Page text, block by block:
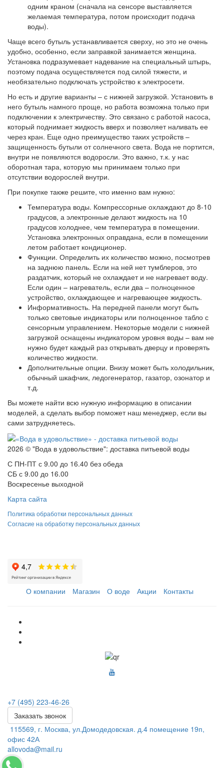
одним краном (сначала на сенсоре выставляется
желаемая температура, потом происходит подача
воды).
Чаще всего бутыль устанавливается сверху, но это не очень
удобно, особенно, если заправкой занимается женщина.
Установка подразумевает надевание на специальный штырь,
поэтому подача осуществляется под силой тяжести, и
необязательно подключать устройство к электросети.
Но есть и другие варианты – с нижней загрузкой. Установить в
него бутыль намного проще, но работа возможна только при
подключении к электричеству. Это связано с работой насоса,
который поднимает жидкость вверх и позволяет наливать ее
через кран. Еще одно преимущество таких устройств –
защищенность бутыли от солнечного света. Вода не портится,
внутри не появляются водоросли. Это важно, т.к. у нас
оборотная тара, которую мы принимаем только при
отсутствии водорослей внутри.
При покупке также решите, что именно вам нужно:
Температура воды. Компрессорные охлаждают до 8-10
градусов, а электронные делают жидкость на 10
градусов холоднее, чем температура в помещении.
Установка электронных оправдана, если в помещении
летом работает кондиционер.
Функции. Определить их количество можно, посмотрев
на заднюю панель. Если на ней нет тумблеров, это
раздатчик, который не охлаждает и не нагревает воду.
Если один – нагреватель, если два – полноценное
устройство, охлаждающее и нагревающее жидкость.
Информативность. На передней панели могут быть
только световые индикаторы или полноценное табло с
сенсорным управлением. Некоторые модели с нижней
загрузкой оснащены индикатором уровня воды – вам не
нужно будет каждый раз открывать дверцу и проверять
количество жидкости.
Дополнительные опции. Внизу может быть холодильник,
обычный шкафчик, ледогенератор, газатор, озонатор и
т.д.
Вы можете найти всю нужную информацию в описании
моделей, а сделать выбор поможет наш менеджер, если вы
сами затрудняетесь.
2026 © "Вода в удовольствие": доставка питьевой воды
С ПН-ПТ с 9.00 до 16.40 без обеда
СБ с 9.00 до 16.00
Воскресенье выходной
Карта сайта
Политика обработки персональных данных
Согласие на обработку персональных данных
О компании Магазин О воде Акции Контакты
+7 (495) 223-46-26
Заказать звонок
115569, г. Москва, ул.Домодедовская. д.4 помещение 19п,
офис 42А
allovoda@mail.ru